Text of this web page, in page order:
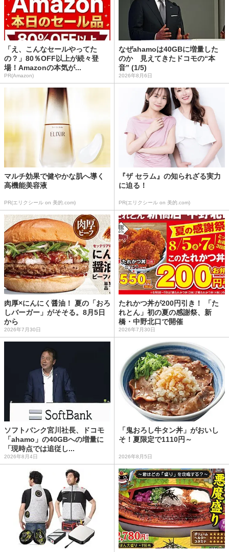
「え、こんなセールやってた
の？」80％OFF以上が続々登
場！Amazonの本気が...
PR(Amazon)
なぜahamoは40GBに増量した
のか 見えてきたドコモの“本
音” (1/5)
2026年8月6日
マルチ効果で健やかな肌へ導く
高機能美容液
PR(エリクシール on 美的.com)
『ザ セラム』の知られざる実力
に迫る！
PR(エリクシール on 美的.com)
肉厚×にんにく醤油！ 夏の「おろ
しバーガー」がそそる。8月5日
から
2026年7月30日
たれかつ丼が200円引き！ 「た
れとん」初の夏の感謝祭、新
橋・中野北口で開催
2026年7月30日
ソフトバンク宮川社長、ドコモ
「ahamo」の40GBへの増量に
「現時点では追従し...
2026年8月4日
「鬼おろし牛タン丼」がおいし
そ！夏限定で1110円～
2026年8月5日